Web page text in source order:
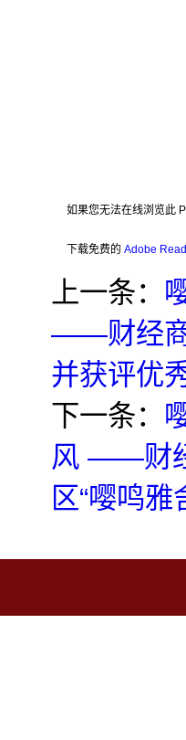
如果您无法在线浏览此
下载免费的 Adobe
上一条：
——财经商
并获评优
下一条：
风 ——财
区“嘤鸣